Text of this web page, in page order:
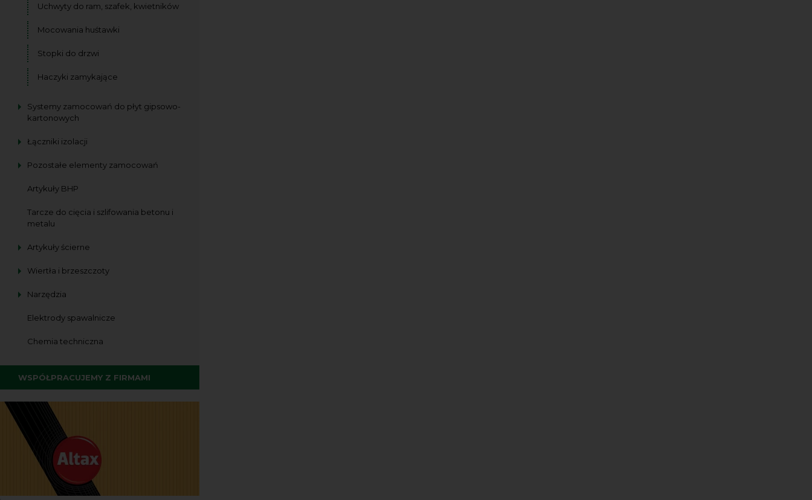
Uchwyty do ram, szafek, kwietników
Mocowania huśtawki
Stopki do drzwi
Haczyki zamykające
Systemy zamocowań do płyt gipsowo-
kartonowych
Łączniki izolacji
Pozostałe elementy zamocowań
Artykuły BHP
Tarcze do cięcia i szlifowania betonu i
metalu
Artykuły ścierne
Wiertła i brzeszczoty
Narzędzia
Elektrody spawalnicze
Chemia techniczna
WSPÓŁPRACUJEMY Z FIRMAMI